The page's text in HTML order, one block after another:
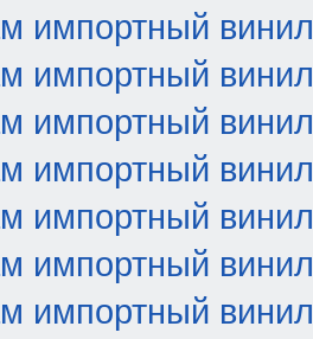
импортный винил
импортный винил
импортный винил
импортный винил
импортный винил
импортный винил
импортный винил